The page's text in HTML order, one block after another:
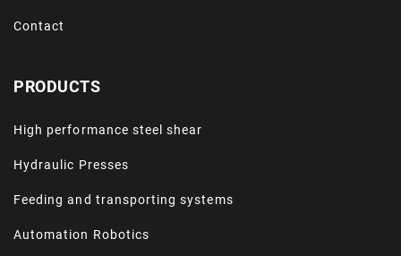
Contact
PRODUCTS
High performance steel shear
Hydraulic Presses
Feeding and transporting systems
Automation Robotics